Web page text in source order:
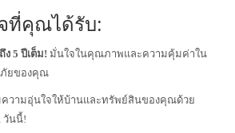
ที่คุณได้รับ:
5 ปีเต็ม! มั่นใจในคุณภาพและความคุ้มค่าใน
ภัยของคุณ
ความอุ่นใจให้บ้านและทรัพย์สินของคุณด้วย
วันนี้!